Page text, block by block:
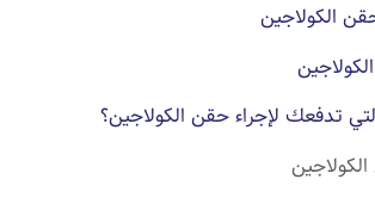
الكولاجين
تدفعك لإجراء حقن الكولاجين؟